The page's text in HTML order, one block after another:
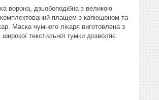
ворона, дзьобоподібна з великою
плащем з капюшоном та
Маска чумного лікаря виготовлена ​​з
текстильної гумки дозволяє